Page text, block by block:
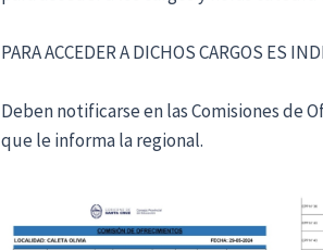
PARA ACCEDER A DICHOS CARGOS ES
Deben notificarse en las Comisiones de
que le informa la regional.